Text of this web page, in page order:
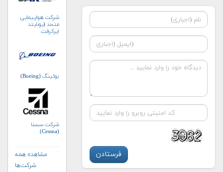
شرکت هواپیمایی
متحد (یونایتد
ایرکرفت
بوئینگ (Boeing)
شرکت سسنا
(Cessna)
مشاهده همه
شرکت‌ها